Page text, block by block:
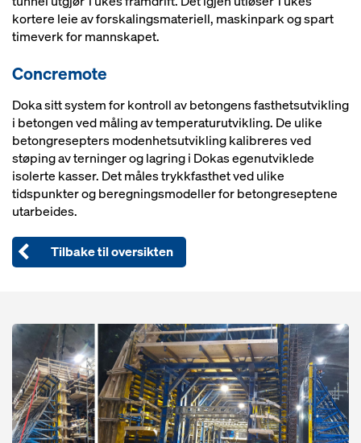
kortere leie av forskalingsmateriell, maskinpark og spart
timeverk for mannskapet.
Concremote
Doka sitt system for kontroll av betongens fasthetsutvikling
i betongen ved måling av temperaturutvikling. De ulike
betongresepters modenhetsutvikling kalibreres ved
støping av terninger og lagring i Dokas egenutviklede
isolerte kasser. Det måles trykkfasthet ved ulike
tidspunkter og beregningsmodeller for betongreseptene
utarbeides.
Tilbake til oversikten
Open